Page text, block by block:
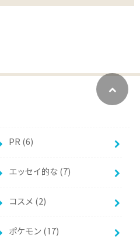
PR (6)
エッセイ的な (7)
コスメ (2)
ポケモン (17)